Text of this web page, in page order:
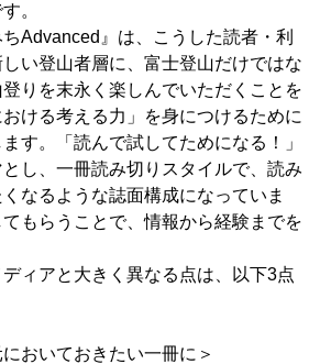
。
Advanced』は、こうした読者・利
い登山者層に、富士登山だけではな
りを末永く楽しんでいただくことを
ける考える力」を身につけるために
す。「読んで試してためになる！」
し、一冊読み切りスタイルで、読み
なるような誌面構成になっていま
もらうことで、情報から経験までを
ィアと大きく異なる点は、以下3点
おいておきたい一冊に＞